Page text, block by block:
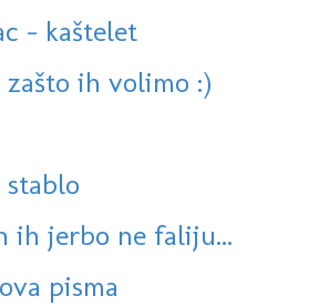
- kaštelet
ih volimo :)
stablo
ih jerbo ne faliju...
pisma